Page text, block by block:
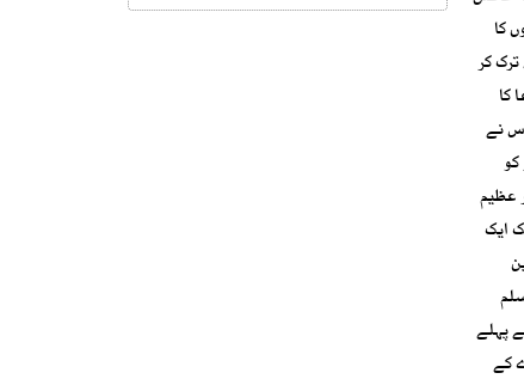
کا
کر
کا
نے
187)۔رمضان کی ایک اور عظیم
ایک
پہلے
کے